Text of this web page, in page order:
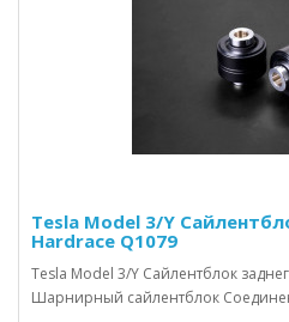
Tesla Model 3/Y
Hardrace Q1079
Tesla Model 3/Y Сайлентблок
Шарнирный сайлентблок